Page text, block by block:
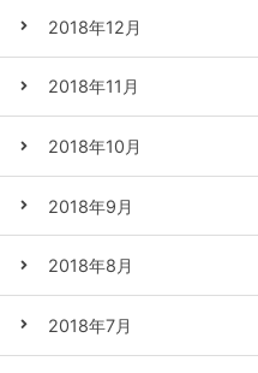
2018年12月
2018年11月
2018年10月
2018年9月
2018年8月
2018年7月